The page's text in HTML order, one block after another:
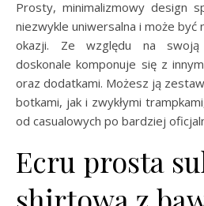
Prosty, minimalizmowy design
niezwykle uniwersalna i może być
okazji. Ze względu na swoją
doskonale komponuje się z
oraz dodatkami. Możesz ją
botkami, jak i zwykłymi
od casualowych po bardziej
Ecru prosta